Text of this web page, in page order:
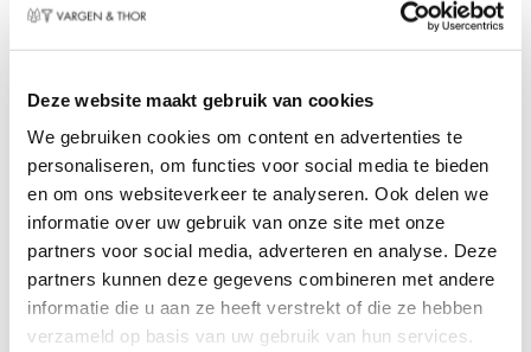
Deze website maakt gebruik van cookies
We gebruiken cookies om content en advertenties te
personaliseren, om functies voor social media te bieden
en om ons websiteverkeer te analyseren. Ook delen we
informatie over uw gebruik van onze site met onze
partners voor social media, adverteren en analyse. Deze
partners kunnen deze gegevens combineren met andere
informatie die u aan ze heeft verstrekt of die ze hebben
verzameld op basis van uw gebruik van hun services.
Pippi Langkous
kinderbestekset (9-delig)
€47,95
Vragen over onze
kinderbestek?
Heb je vragen over onze kinderbestek? Neem